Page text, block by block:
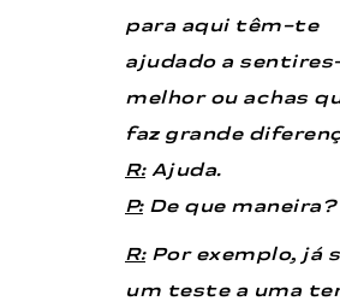
para aqui têm-te
ajudado a
melhor ou achas
faz grande
R:Ajuda.
P:De que maneira?
R:Por exemplo, já
um teste a uma